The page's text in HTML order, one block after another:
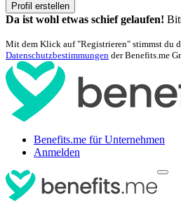
Profil erstellen
Da ist wohl etwas schief gelaufen!
Mit dem Klick auf "Registrieren" stimmst du
Datenschutzbestimmungen der Benefits.me
Benefits.me für Unternehmen
Anmelden